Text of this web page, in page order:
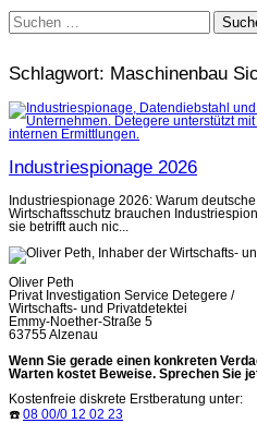
Suchen
nach:
Schlagwort: Maschinenbau
Industriespionage 2026
Industriespionage 2026: Warum
Wirtschaftsschutz brauchen
sie betrifft auch nic...
Oliver Peth
Privat Investigation Service Detegere /
Wirtschafts- und Privatdetektei
Emmy-Noether-Straße 5
63755 Alzenau
Wenn Sie gerade einen konkreten
Warten kostet Beweise. Sprechen Sie
Kostenfreie diskrete Erstberatung unter:
☎️ 08 00/0 12 02 23